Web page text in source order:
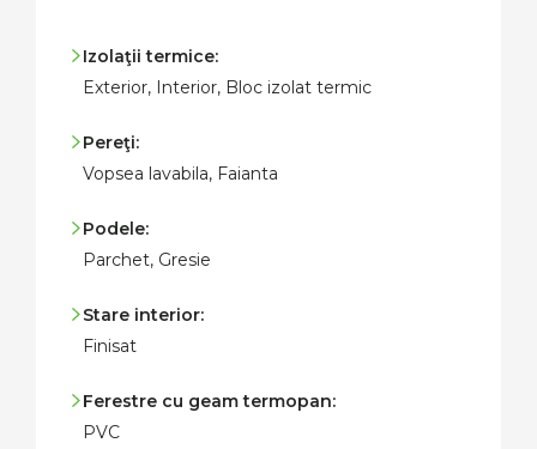
Izolaţii termice:
Exterior, Interior, Bloc izolat termic
Pereţi:
Vopsea lavabila, Faianta
Podele:
Parchet, Gresie
Stare interior:
Finisat
Ferestre cu geam termopan:
PVC